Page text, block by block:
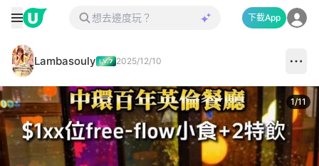
下載App
Lambasouly 2025/12/10
1/11